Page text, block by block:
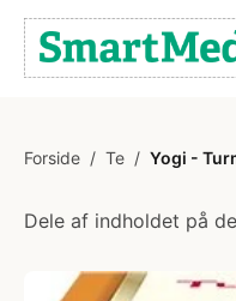
Forside / Te / Yogi -
Dele af indholdet på